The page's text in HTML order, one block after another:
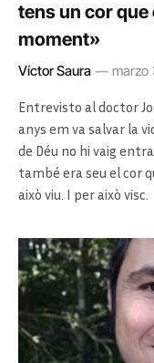
tens un cor que
moment»
Víctor Saura marzo
Entrevisto al doctor
anys em va salvar la
de Déu no hi vaig
també era seu el cor
això viu. I per això visc.